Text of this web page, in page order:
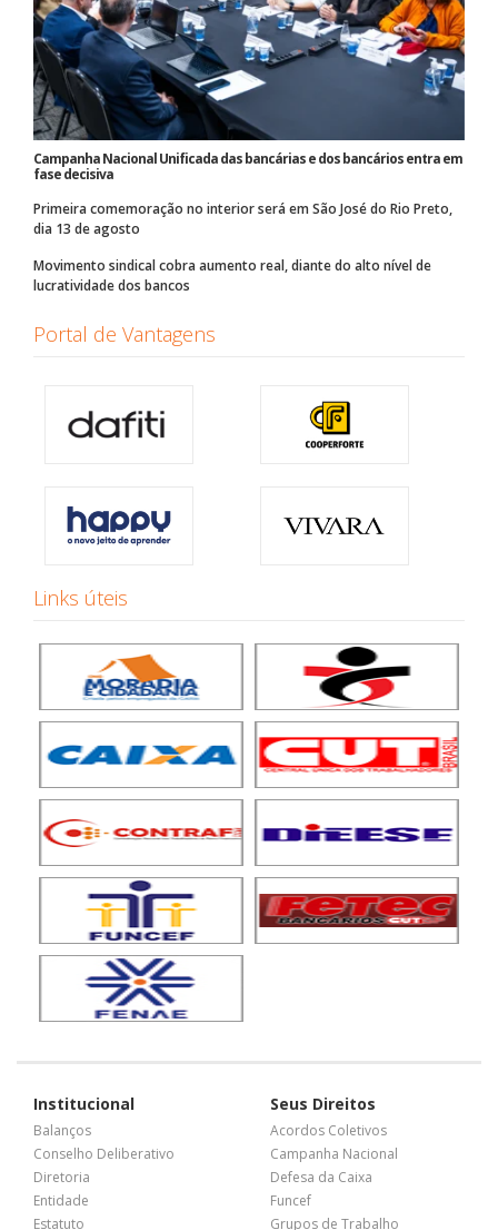
Campanha Nacional Unificada das bancárias e dos bancários entra em
fase decisiva
Primeira comemoração no interior será em São José do Rio Preto,
dia 13 de agosto
Movimento sindical cobra aumento real, diante do alto nível de
lucratividade dos bancos
Portal de Vantagens
Links úteis
Institucional
Balanços
Conselho Deliberativo
Diretoria
Entidade
Estatuto
Seus Direitos
Acordos Coletivos
Campanha Nacional
Defesa da Caixa
Funcef
Grupos de Trabalho